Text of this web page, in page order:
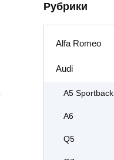
Рубрики
Alfa Romeo
Audi
A5 Sportback
A6
Q5